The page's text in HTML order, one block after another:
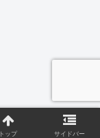
トップ サイドバー